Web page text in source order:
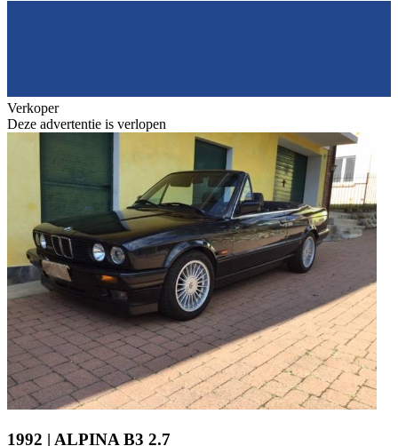
Verkoper
Deze advertentie is verlopen
1992 | ALPINA B3 2.7